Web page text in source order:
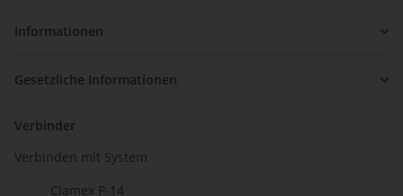
Informationen
Gesetzliche Informationen
Verbinder
Verbinden mit System
Clamex P-14